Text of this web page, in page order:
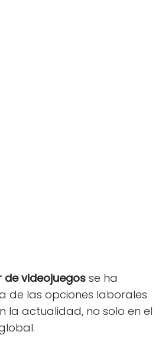
videojuegos se ha
de las opciones laborales
la actualidad, no solo en el